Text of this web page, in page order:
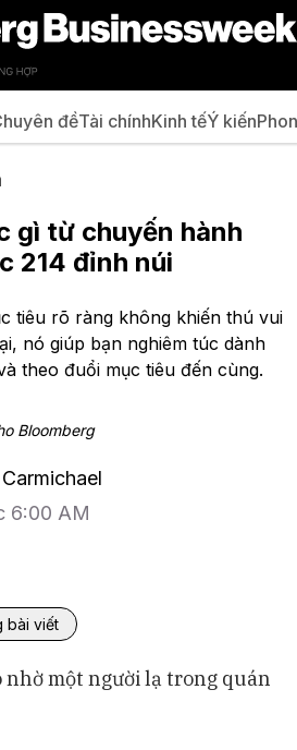
đềTài chínhKinh tếÝ kiến
gì từ chuyến hành
214 đỉnh núi
tiêu rõ ràng không khiến thú vui
nó giúp bạn nghiêm túc dành
theo đuổi mục tiêu đến cùng.
Bloomberg
6:00 AM
bài viết
nhờ một người lạ trong quán